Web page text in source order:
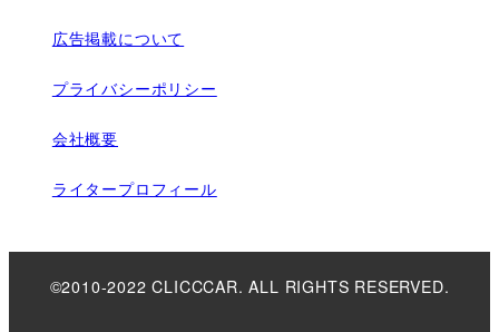
広告掲載について
プライバシーポリシー
会社概要
ライタープロフィール
©2010-2022 CLICCCAR. ALL RIGHTS RESERVED.